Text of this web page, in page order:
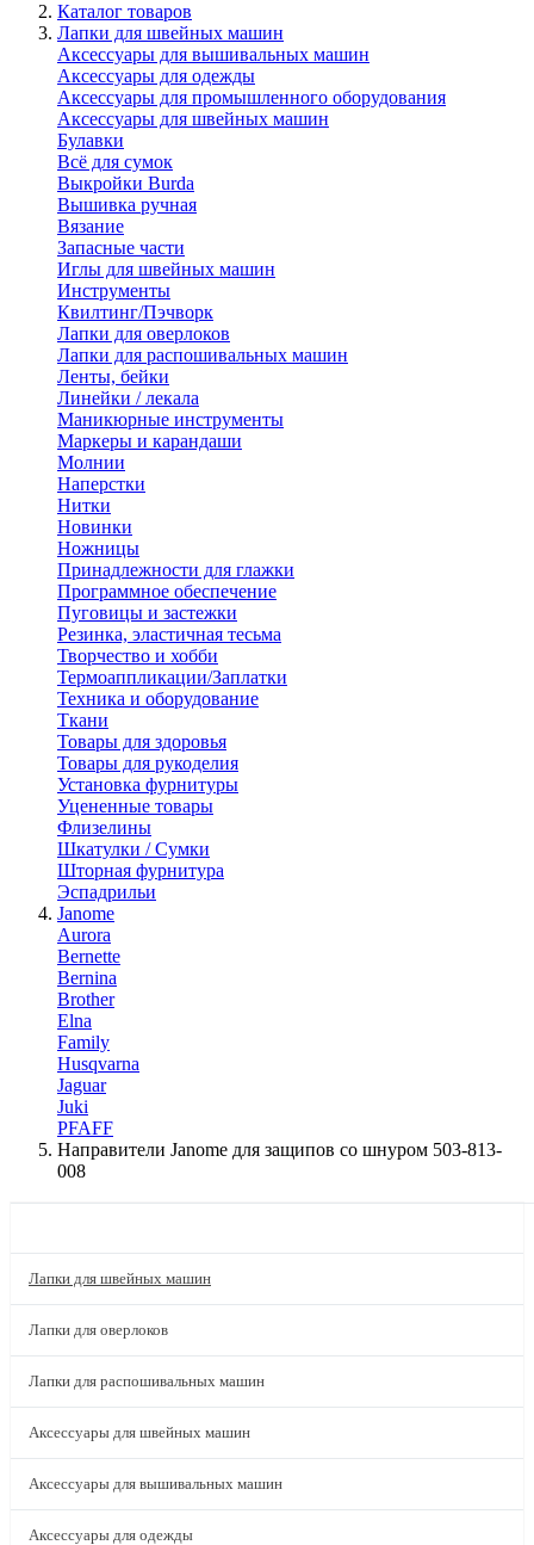
Каталог товаров
Лапки для швейных машин
Аксессуары для вышивальных машин
Аксессуары для одежды
Аксессуары для промышленного оборудования
Аксессуары для швейных машин
Булавки
Всё для сумок
Выкройки Burda
Вышивка ручная
Вязание
Запасные части
Иглы для швейных машин
Инструменты
Квилтинг/Пэчворк
Лапки для оверлоков
Лапки для распошивальных машин
Ленты, бейки
Линейки / лекала
Маникюрные инструменты
Маркеры и карандаши
Молнии
Наперстки
Нитки
Новинки
Ножницы
Принадлежности для глажки
Программное обеспечение
Пуговицы и застежки
Резинка, эластичная тесьма
Творчество и хобби
Термоаппликации/Заплатки
Техника и оборудование
Ткани
Товары для здоровья
Товары для рукоделия
Установка фурнитуры
Уцененные товары
Флизелины
Шкатулки / Сумки
Шторная фурнитура
Эспадрильи
Janome
Aurora
Bernette
Bernina
Brother
Elna
Family
Husqvarna
Jaguar
Juki
PFAFF
Направители Janome для защипов со шнуром 503-813-
008
Лапки для швейных машин
Лапки для оверлоков
Лапки для распошивальных машин
Аксессуары для швейных машин
Аксессуары для вышивальных машин
Аксессуары для одежды